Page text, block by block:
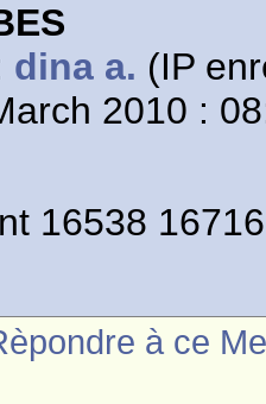
dina a. (IP
2010 :
16538
à ce